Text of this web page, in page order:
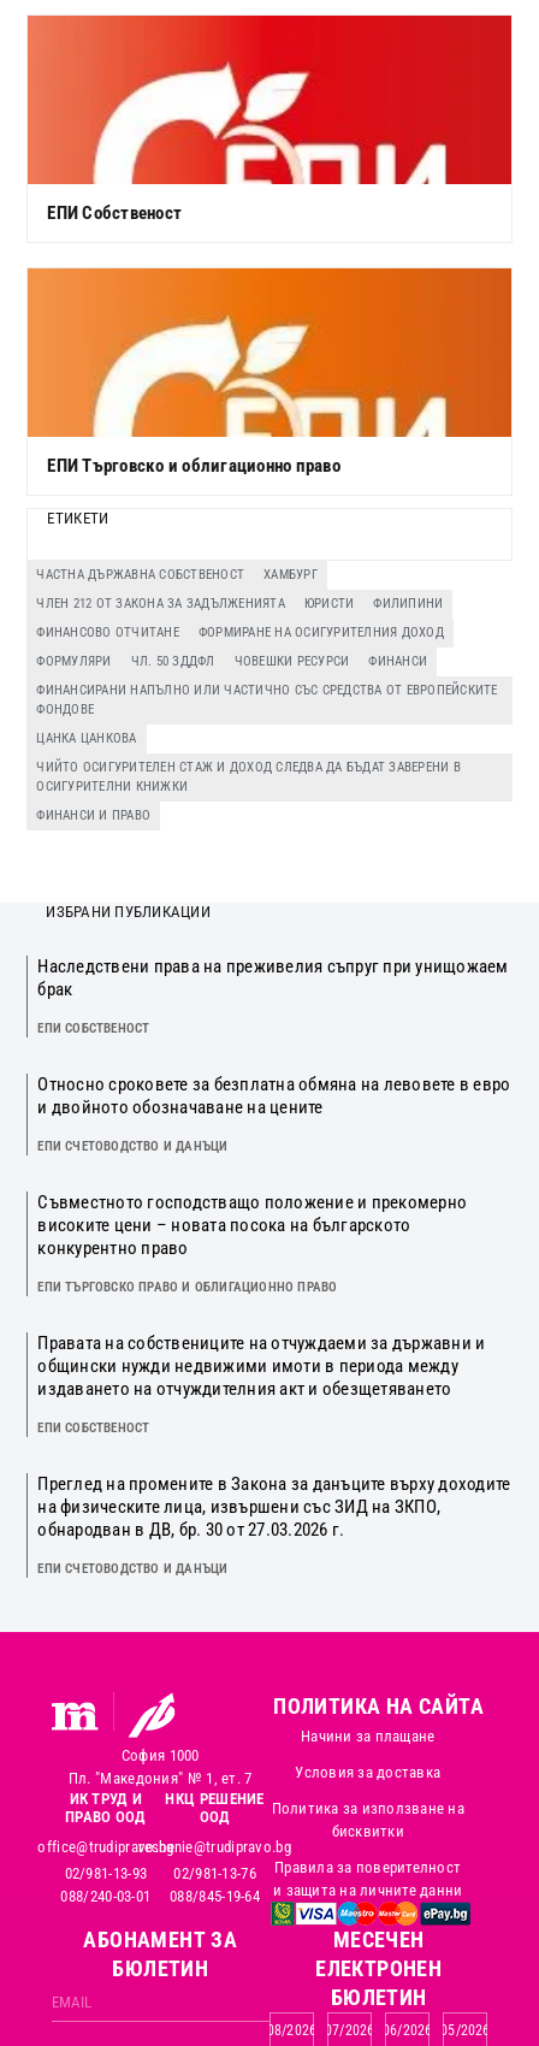
ЕПИ Собственост
ЕПИ Търговско и облигационно право
ЕТИКЕТИ
ЧАСТНА ДЪРЖАВНА СОБСТВЕНОСТ
ХАМБУРГ
ЧЛЕН 212 ОТ ЗАКОНА ЗА ЗАДЪЛЖЕНИЯТА
ЮРИСТИ
ФИЛИПИНИ
ФИНАНСОВО ОТЧИТАНЕ
ФОРМИРАНЕ НА ОСИГУРИТЕЛНИЯ ДОХОД
ФОРМУЛЯРИ
ЧЛ. 50 ЗДДФЛ ЧОВЕШКИ РЕСУРСИ
ФИНАНСИ
ФИНАНСИРАНИ НАПЪЛНО ИЛИ ЧАСТИЧНО СЪС СРЕДСТВА ОТ ЕВРОПЕЙСКИТЕ
ФОНДОВЕ
ЦАНКА ЦАНКОВА
ЧИЙТО ОСИГУРИТЕЛЕН СТАЖ И ДОХОД СЛЕДВА ДА БЪДАТ ЗАВЕРЕНИ В
ОСИГУРИТЕЛНИ КНИЖКИ
ФИНАНСИ И ПРАВО
ИЗБРАНИ ПУБЛИКАЦИИ
Наследствени права на преживелия съпруг при унищожаем
брак
ЕПИ СОБСТВЕНОСТ
Относно сроковете за безплатна обмяна на левовете в евро
и двойното обозначаване на цените
ЕПИ СЧЕТОВОДСТВО И ДАНЪЦИ
Съвместното господстващо положение и прекомерно
високите цени – новата посока на българското
конкурентно право
ЕПИ ТЪРГОВСКО ПРАВО И ОБЛИГАЦИОННО ПРАВО
Правата на собствениците на отчуждаеми за държавни и
общински нужди недвижими имоти в периода между
издаването на отчуждителния акт и обезщетяването
ЕПИ СОБСТВЕНОСТ
Преглед на промените в Закона за данъците върху доходите
на физическите лица, извършени със ЗИД на ЗКПО,
обнародван в ДВ, бр. 30 от 27.03.2026 г.
ЕПИ СЧЕТОВОДСТВО И ДАНЪЦИ
София 1000
Пл. "Македония" № 1, ет. 7
ИК ТРУД И
ПРАВО ООД
office@trudipravo.bg
02/981-13-93
088/240-03-01
НКЦ РЕШЕНИЕ
ООД
reshenie@trudipravo.bg
02/981-13-76
088/845-19-64
ПОЛИТИКА НА САЙТА
Начини за плащане
Условия за доставка
Политика за използване на
бисквитки
Правила за поверителност
и защита на личните данни
АБОНАМЕНТ ЗА
БЮЛЕТИН
MЕСЕЧЕН
ЕЛЕКТРОНЕН
БЮЛЕТИН
08/2026 07/2026 06/2026 05/2026